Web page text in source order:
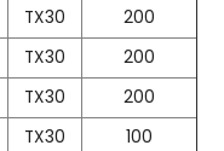
TX30
200
TX30
200
TX30
200
TX30
100